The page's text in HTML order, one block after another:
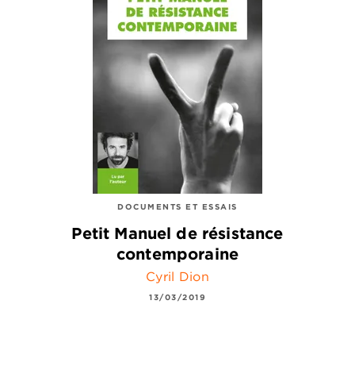
DOCUMENTS ET ESSAIS
Petit Manuel de résistance
contemporaine
Cyril Dion
13/03/2019